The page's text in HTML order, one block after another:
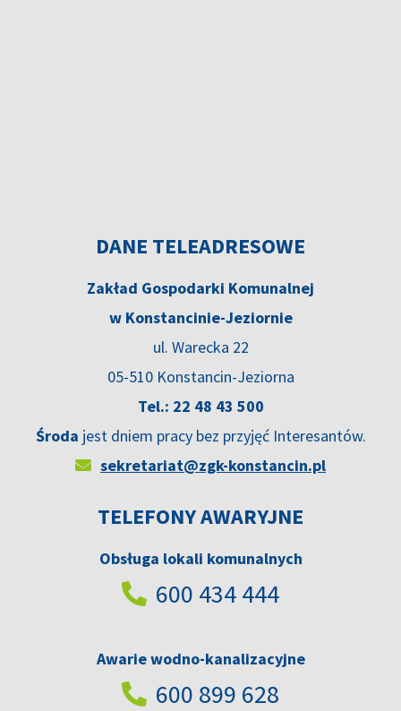
DANE TELEADRESOWE
Zakład Gospodarki Komunalnej
w Konstancinie-Jeziornie
ul. Warecka 22
05-510 Konstancin-Jeziorna
Tel.: 22 48 43 500
Środa jest dniem pracy bez przyjęć Interesantów.
sekretariat@zgk-konstancin.pl
TELEFONY AWARYJNE
Obsługa lokali komunalnych
600 434 444
Awarie wodno-kanalizacyjne
600 899 628